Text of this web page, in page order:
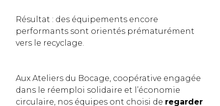
Résultat : des équipements encore
performants sont orientés prématurément
vers le recyclage.
Aux Ateliers du Bocage, coopérative engagée
dans le réemploi solidaire et l’économie
circulaire, nos équipes ont choisi de regarder